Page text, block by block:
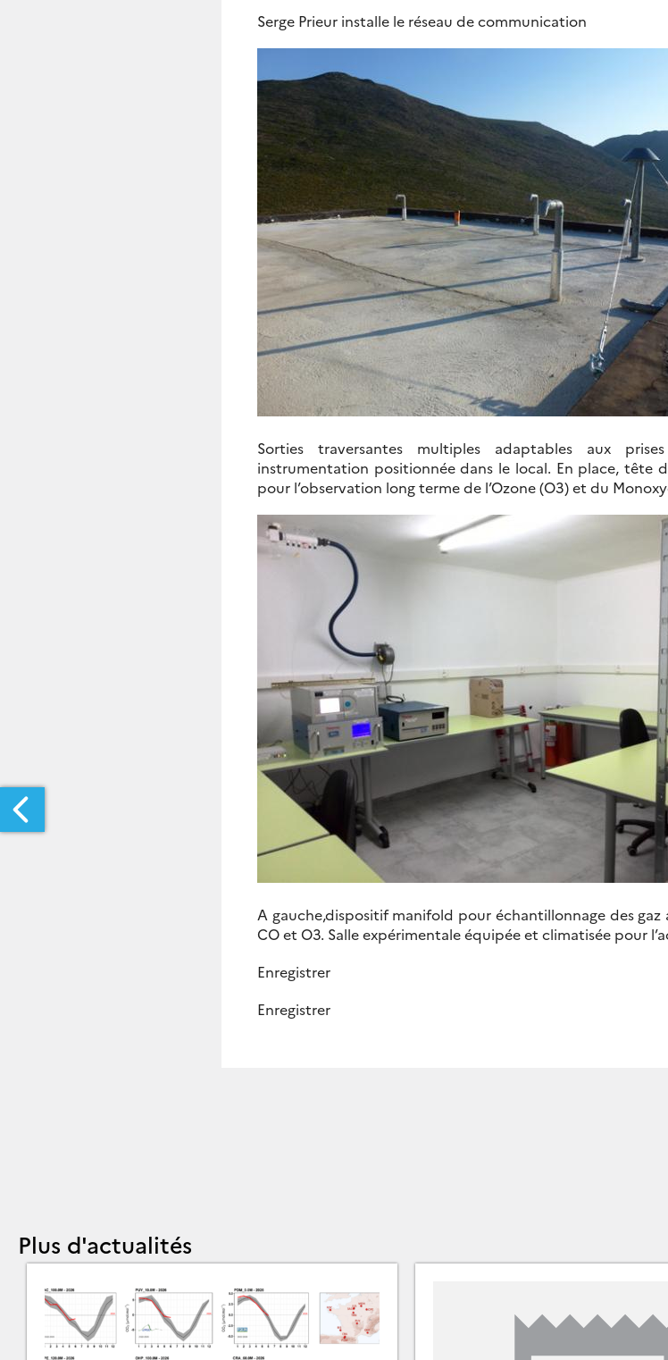
Serge Prieur installe le réseau de communication
Sorties traversantes multiples adaptables aux
instrumentation positionnée dans le local. En place, tête
pour l’observation long terme de l’Ozone (O3) et du
A gauche,dispositif manifold pour échantillonnage des
CO et O3. Salle expérimentale équipée et climatisée pour
Enregistrer
Enregistrer
Plus d'actualités